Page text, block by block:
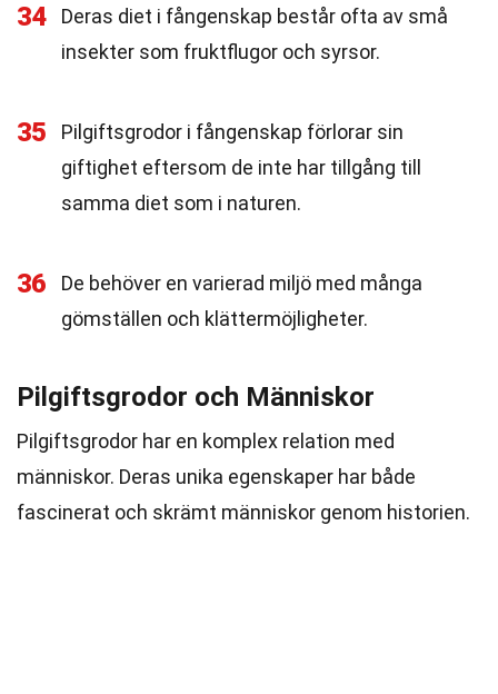
34
Deras diet i fångenskap består ofta av små
insekter som fruktflugor och syrsor.
35
Pilgiftsgrodor i fångenskap förlorar sin
giftighet eftersom de inte har tillgång till
samma diet som i naturen.
36
De behöver en varierad miljö med många
gömställen och klättermöjligheter.
Pilgiftsgrodor och Människor
Pilgiftsgrodor har en komplex relation med
människor. Deras unika egenskaper har både
fascinerat och skrämt människor genom historien.